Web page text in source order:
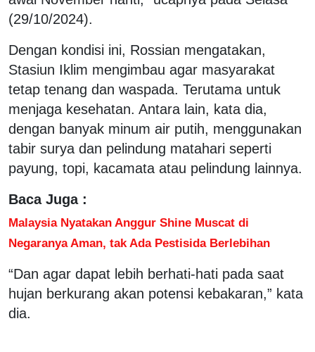
(29/10/2024).
Dengan kondisi ini, Rossian mengatakan,
Stasiun Iklim mengimbau agar masyarakat
tetap tenang dan waspada. Terutama untuk
menjaga kesehatan. Antara lain, kata dia,
dengan banyak minum air putih, menggunakan
tabir surya dan pelindung matahari seperti
payung, topi, kacamata atau pelindung lainnya.
Baca Juga :
Malaysia Nyatakan Anggur Shine Muscat di
Negaranya Aman, tak Ada Pestisida Berlebihan
“Dan agar dapat lebih berhati-hati pada saat
hujan berkurang akan potensi kebakaran,” kata
dia.